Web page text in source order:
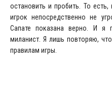
остановить и пробить. То
игрок непосредственно не
Сапате показана верно. И я
миланист. Я лишь повторяю,
правилам игры.